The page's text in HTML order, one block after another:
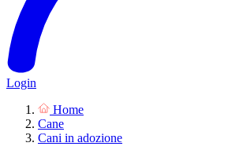
Login
Home
Cane
Cani in adozione